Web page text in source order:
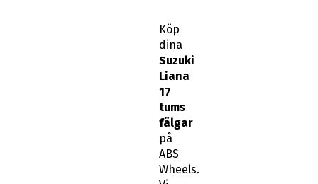
Köp
dina
Suzuki
Liana
17
tums
fälgar
på
ABS
Wheels.